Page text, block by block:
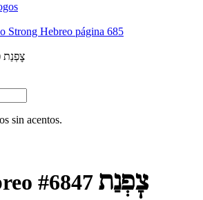
Strong Hebreo página 685
6847
sin acentos.
#6847 צׇפְנַת